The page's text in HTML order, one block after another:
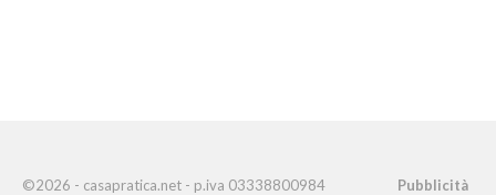
©2026 - casapratica.net - p.iva 03338800984 Pubblicità